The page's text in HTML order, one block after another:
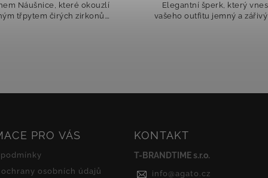
šperk, který vnese do
outfitu jemný a zářivý detail.
se zirkony Romantický
rozzáří každý pohled.
PRO VÁS
osobních údajů
KONTAKT
T-BRANDTIME s.r.o.
info @agato.cz